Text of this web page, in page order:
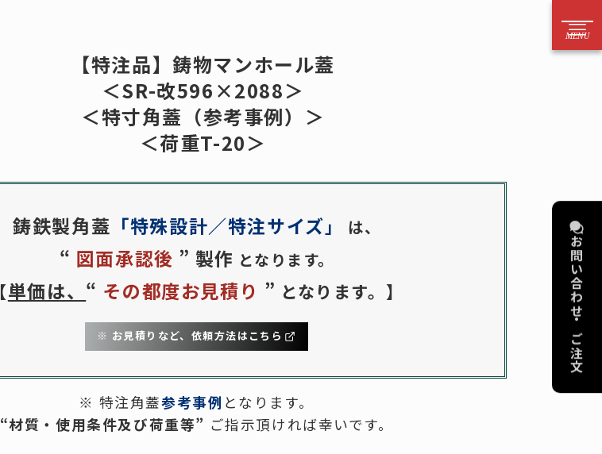
株式会社三立 052－221－6626
（お急ぎの方はお電話からのご注文をお願いいたします）
荷重区分
制作事例
外部サイト
三鋼テクノ
（三立既製品販売・設置）
ご利用案内
送料の目安
建築積算代行
２D作図
商品をさがす
メール
橋銘板
協賛リンクのお願い
【特注品】鋳物マンホール蓋
＜SR-改596×2088＞
＜特寸角蓋（参考事例）＞
＜荷重T-20＞
鋳鉄製角蓋 「特殊設計／特注サイズ」 は、
“ 図面承認後 ” 製作 となります。
【単価は、 “ その都度お見積り ” となります。 】
※ お見積りなど、依頼方法はこちら
※ 特注角蓋参考事例 となります。
“材質・使用条件及び荷重等” ご指示頂ければ幸いです。
お問い合わせ・ご注文